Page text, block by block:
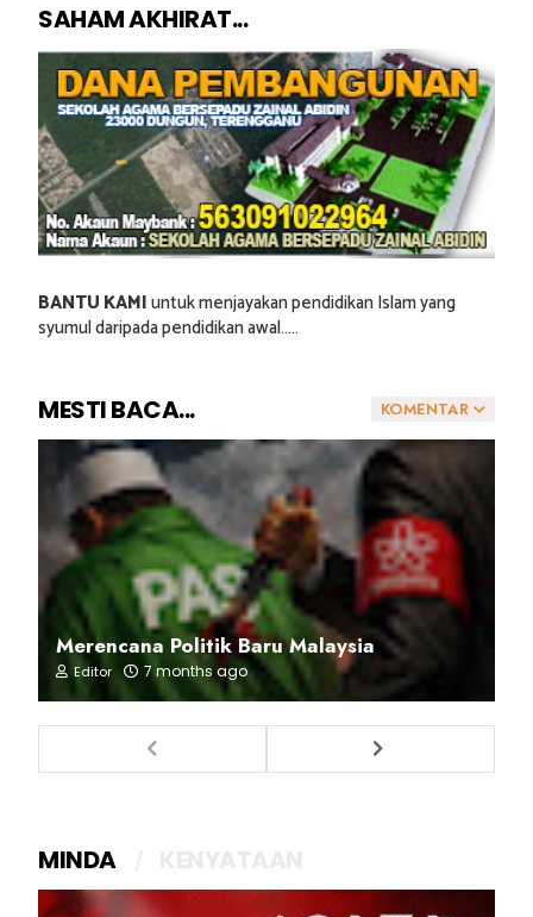
SAHAM AKHIRAT...
BANTU KAMIuntuk menjayakan pendidikan Islam yang
syumul daripada pendidikan awal.....
KOMENTAR
MESTI BACA...
Merencana Politik Baru Malaysia
Editor 7 months ago
MINDA